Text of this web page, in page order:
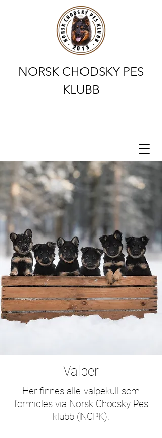
NORSK CHODSKY PES
KLUBB
Valper
Her finnes alle valpekull som
formidles via Norsk Chodsky Pes
klubb (NCPK).